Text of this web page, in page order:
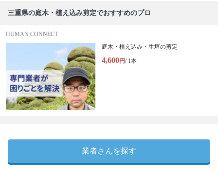
三重県の庭木・植え込み剪定でおすすめのプロ
HUMAN CONNECT
庭木・植え込み・生垣の剪定
4,600円/ 1本
業者さんを探す